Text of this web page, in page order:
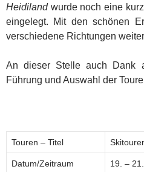
Heidilandwurde noch eine
eingelegt. Mit den schönen
verschiedene Richtungen
An dieser Stelle auch Dank
Führung und Auswahl der
Touren – Titel
Datum/Zeitraum 19. –